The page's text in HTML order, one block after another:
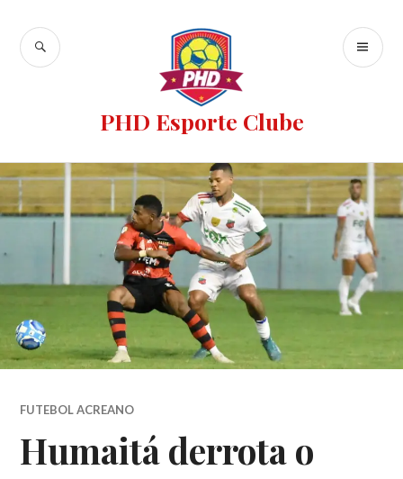
PHD Esporte Clube
FUTEBOL ACREANO
Humaitá derrota o